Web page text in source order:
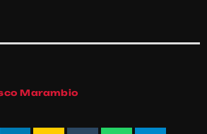
Marambio